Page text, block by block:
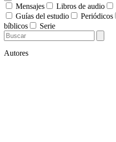
Mensajes Libros de audio
Guías del estudio
Periódicos
bíblicos
Serie
Autores